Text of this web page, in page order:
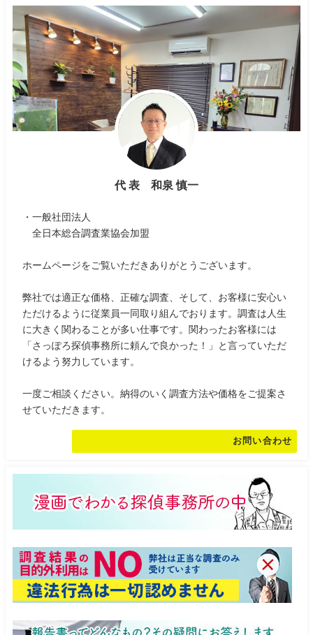
代 表 和泉 慎一
・一般社団法人
全日本総合調査業協会加盟
ホームページをご覧いただきありがとうございます。
弊社では適正な価格、正確な調査、そして、お客様に安心い
ただけるように従業員一同取り組んでおります。調査は人生
に大きく関わることが多い仕事です。関わったお客様には
「さっぽろ探偵事務所に頼んで良かった！」と言っていただ
けるよう努力しています。
一度ご相談ください。納得のいく調査方法や価格をご提案さ
せていただきます。
お問い合わせ